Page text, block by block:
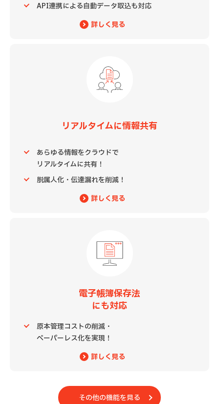
API連携による自動データ取込も対応
詳しく見る
リアルタイムに情報共有
あらゆる情報をクラウドで
リアルタイムに共有！
脱属人化・伝達漏れを削減！
詳しく見る
電子帳簿保存法
にも対応
原本管理コストの削減・
ペーパーレス化を実現！
詳しく見る
その他の機能を見る